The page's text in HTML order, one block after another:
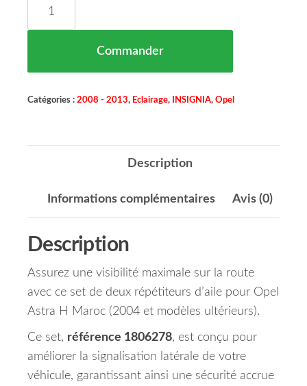
Commander
Catégories : 2008 - 2013, Eclairage, INSIGNIA, Opel
Description
Informations complémentaires Avis (0)
Description
Assurez une visibilité maximale sur la route
avec ce set de deux répétiteurs d’aile pour Opel
Astra H Maroc (2004 et modèles ultérieurs).
Ce set, référence 1806278, est conçu pour
améliorer la signalisation latérale de votre
véhicule, garantissant ainsi une sécurité accrue